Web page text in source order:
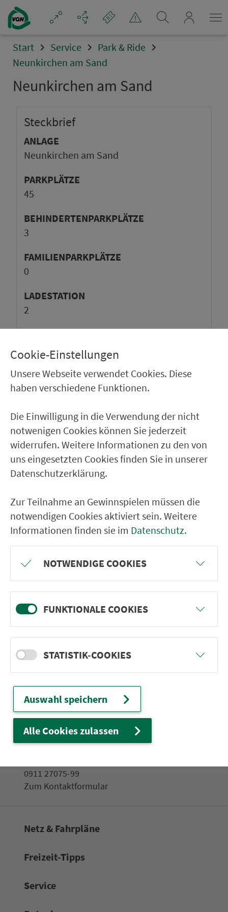
Start
Service
Park & Ride
Neunkirchen am Sand
Neunkirchen am Sand
Steck­brief
ANLAGE
Neunkirchen am Sand
PARKPLÄTZE
45
BEHINDERTENPARKPLÄTZE
3
FAMILIENPARKPLÄTZE
0
LADESTA­TI­ON
2
kos­ten­frei
100%
0:00 6:00 12:00 18:00
24:00
Durchschnittliche Belegung an einem normalen
Werktag außerhalb der Ferienzeit.
(Angaben ohne Gewähr)
Ver­kehrs­ver­bund Groß­raum
Nürn­berg
22.000 Qua­drat­ki­lo­me­ter. 130 Ver­kehrs­un­
ter­neh­men. 1.100 Linien. Eine Fahr­kar­te.
Tickets & Preise
Fahr­plan­ände­rungen
Wir sind für Sie da:
0911 27075-99
Zum Kon­taktformular
Netz & Fahrpläne
Frei­zeit-Tipps
Service
Cookie-Einstellungen
Unsere Webseite verwendet Cookies. Diese
haben verschiedene Funktionen.
Die Einwilligung in die Verwendung der nicht
notwenigen Cookies können Sie jederzeit
widerrufen. Weitere Informationen zu den von
uns eingesetzten Cookies finden Sie in unserer
Datenschutzerklärung.
Zur Teilnahme an Gewinnspielen müssen die
notwendigen Cookies aktiviert sein. Weitere
Informationen finden sie im Datenschutz.
NOTWENDIGE COOKIES
FUNKTIONALE COOKIES
STATISTIK-COOKIES
Auswahl speichern
Alle Cookies zulassen